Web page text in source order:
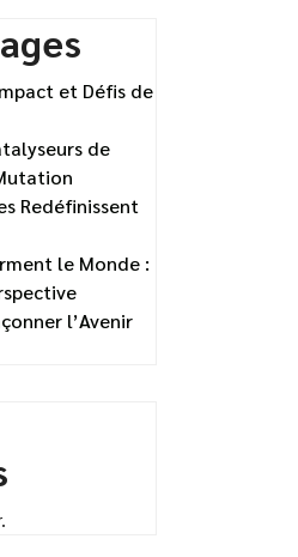
et Défis de
de
Redéfinissent
le Monde :
l’Avenir